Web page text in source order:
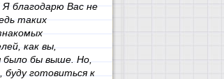
благодарю Вас не
таких
как вы,
было бы выше. Но,
готовиться к